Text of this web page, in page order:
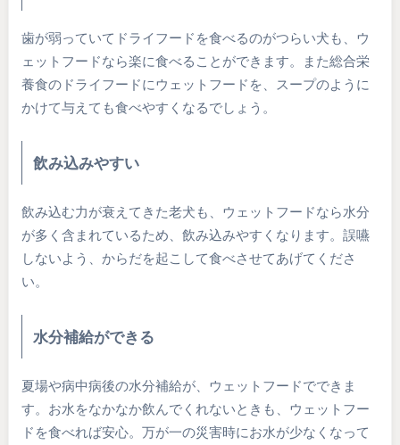
歯が弱っていてドライフードを食べるのがつらい犬も、ウ
ェットフードなら楽に食べることができます。また総合栄
養食のドライフードにウェットフードを、スープのように
かけて与えても食べやすくなるでしょう。
飲み込みやすい
飲み込む力が衰えてきた老犬も、ウェットフードなら水分
が多く含まれているため、飲み込みやすくなります。誤嚥
しないよう、からだを起こして食べさせてあげてくださ
い。
水分補給ができる
夏場や病中病後の水分補給が、ウェットフードでできま
す。お水をなかなか飲んでくれないときも、ウェットフー
ドを食べれば安心。万が一の災害時にお水が少なくなって